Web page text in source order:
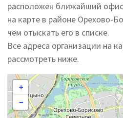
расположен ближайший
на карте в районе Орехово-
чем отыскать его в списке.
Все адреса организации на
рассмотреть ниже.
+
−